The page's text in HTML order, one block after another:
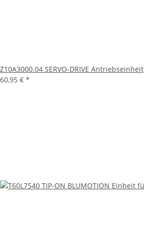
Z10A3000.04 SERVO-DRIVE Antriebseinheit
60,95 € *